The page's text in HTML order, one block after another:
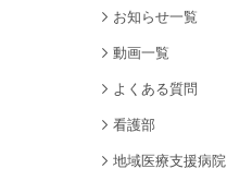
お知らせ一覧
動画一覧
よくある質問
看護部
地域医療支援病院